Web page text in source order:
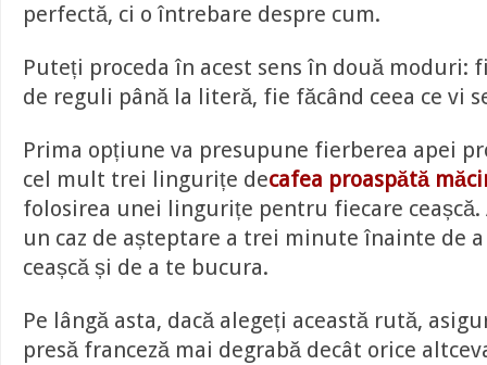
perfectă, ci o întrebare despre cum.
Puteți proceda în acest sens în două moduri:
de reguli până la literă, fie făcând ceea ce vi
Prima opțiune va presupune fierberea apei
cel mult trei lingurițe decafea proaspătă
folosirea unei lingurițe pentru fiecare ceașcă.
un caz de așteptare a trei minute înainte de
ceașcă și de a te bucura.
Pe lângă asta, dacă alegeți această rută,
presă franceză mai degrabă decât orice